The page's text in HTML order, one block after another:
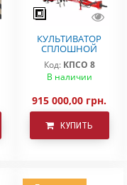
КУЛЬТИВАТОР
СПЛОШНОЙ
ОБРАБОТКИ
ДЕМЕТРА КПСО-8
Код: КПСО 8
В наличии
915 000,00 грн.
КУПИТЬ